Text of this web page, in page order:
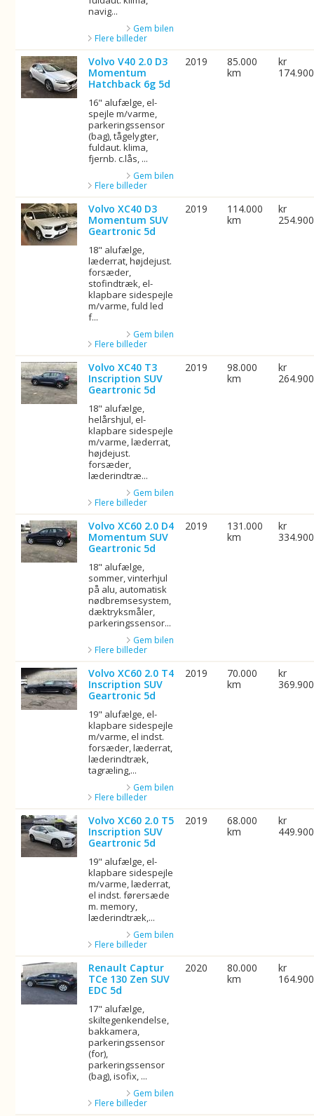
navig...
Gem bilen
Flere billeder
Volvo V40 2.0 D3
Momentum
Hatchback 6g 5d
16" alufælge, el-
spejle m/varme,
parkeringssensor
(bag), tågelygter,
fuldaut. klima,
fjernb. c.lås, ...
Gem bilen
Flere billeder
2019
85.000
km
kr
174.900
Volvo XC40 D3
Momentum SUV
Geartronic 5d
18" alufælge,
læderrat, højdejust.
forsæder,
stofindtræk, el-
klapbare sidespejle
m/varme, fuld led
f...
Gem bilen
Flere billeder
2019
114.000
km
kr
254.900
Volvo XC40 T3
Inscription SUV
Geartronic 5d
18" alufælge,
helårshjul, el-
klapbare sidespejle
m/varme, læderrat,
højdejust.
forsæder,
læderindtræ...
Gem bilen
Flere billeder
2019
98.000
km
kr
264.900
Volvo XC60 2.0 D4
Momentum SUV
Geartronic 5d
18" alufælge,
sommer, vinterhjul
på alu, automatisk
nødbremsesystem,
dæktryksmåler,
parkeringssensor...
Gem bilen
Flere billeder
2019
131.000
km
kr
334.900
Volvo XC60 2.0 T4
Inscription SUV
Geartronic 5d
19" alufælge, el-
klapbare sidespejle
m/varme, el indst.
forsæder, læderrat,
læderindtræk,
tagræling,...
Gem bilen
Flere billeder
2019
70.000
km
kr
369.900
Volvo XC60 2.0 T5
Inscription SUV
Geartronic 5d
19" alufælge, el-
klapbare sidespejle
m/varme, læderrat,
el indst. førersæde
m. memory,
læderindtræk,...
Gem bilen
Flere billeder
2019
68.000
km
kr
449.900
Renault Captur
TCe 130 Zen SUV
EDC 5d
17" alufælge,
skiltegenkendelse,
bakkamera,
parkeringssensor
(for),
parkeringssensor
(bag), isofix, ...
Gem bilen
Flere billeder
2020
80.000
km
kr
164.900